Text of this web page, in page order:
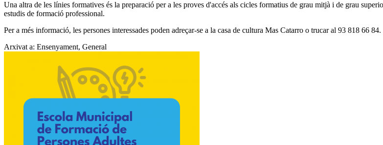
Una altra de les línies formatives és la preparació per a les proves d'accés als cicles formatius de grau mitjà i de grau
estudis de formació professional.
Per a més informació, les persones interessades poden adreçar-se a la casa de cultura Mas Catarro o trucar al 93 818 66 84.
Arxivat a: Ensenyament, General